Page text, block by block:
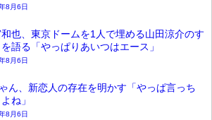
8月6日
和也、東京ドームを1人で埋める山田涼介のす
を語る「やっぱりあいつはエース」
8月6日
ん、新恋人の存在を明かす「やっぱ言っち
ね」
8月6日